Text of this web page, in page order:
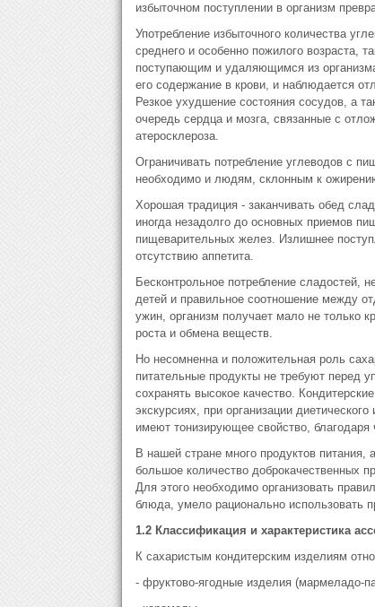
избыточном поступлении в организм
Употребление избыточного количества
среднего и особенно пожилого возраста,
поступающим и удаляющимся из
его содержание в крови, и наблюдается
Резкое ухудшение состояния сосудов, а
очередь сердца и мозга, связанные с
атеросклероза.
Ограничивать потребление углеводов с
необходимо и людям, склонным к
Хорошая традиция - заканчивать обед
иногда незадолго до основных приемов
пищеварительных желез. Излишнее
отсутствию аппетита.
Бесконтрольное потребление
детей и правильное соотношение между
ужин, организм получает мало не только
роста и обмена веществ.
Но несомненна и положительная роль
питательные продукты не требуют перед
сохранять высокое качество.
экскурсиях, при организации
имеют тонизирующее свойство,
В нашей стране много продуктов
большое количество доброкачественных
Для этого необходимо организовать
блюда, умело рационально использовать
1.2 Классификация и характеристика
К сахаристым кондитерским изделиям
- фруктово-ягодные изделия (мармеладо-